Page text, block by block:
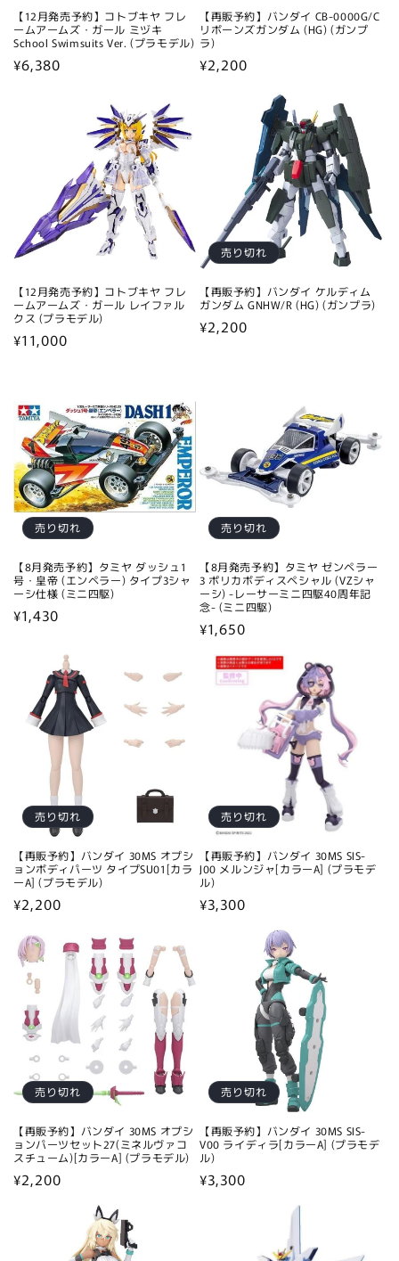
【12月発売予約】コトブキヤ フレ
ームアームズ・ガール ミヅキ
School Swimsuits Ver. (プラモデル)
通
¥6,380
【再販予約】バンダイ CB-0000G/C
リボーンズガンダム (HG) (ガンプ
ラ)
通
¥2,200
【12月発売予約】コトブキヤ フレ
ームアームズ・ガール レイファル
クス (プラモデル)
通
格
¥11,000
売り切れ
【再販予約】バンダイ ケルディム
ガンダム GNHW/R (HG) (ガンプラ)
通
¥2,200
売り切れ
【8月発売予約】タミヤ ダッシュ1
号・皇帝 (エンペラー) タイプ3シャ
ーシ仕様 (ミニ四駆)
通
¥1,430
売り切れ
【8月発売予約】タミヤ ゼンペラー
3 ポリカボディスペシャル (VZシャ
ーシ) -レーサーミニ四駆40周年記
念- (ミニ四駆)
通
¥1,650
売り切れ
【再販予約】バンダイ 30MS オプシ
ョンボディパーツ タイプSU01[カラ
ーA] (プラモデル)
通
価
格
¥2,200
売り切れ
【再販予約】バンダイ 30MS SIS-
J00 メルンジャ[カラーA] (プラモデ
ル)
通
¥3,300
売り切れ
【再販予約】バンダイ 30MS オプシ
ョンパーツセット27(ミネルヴァコ
スチューム)[カラーA] (プラモデル)
通
¥2,200
売り切れ
【再販予約】バンダイ 30MS SIS-
V00 ライディラ[カラーA] (プラモデ
ル)
通
¥3,300